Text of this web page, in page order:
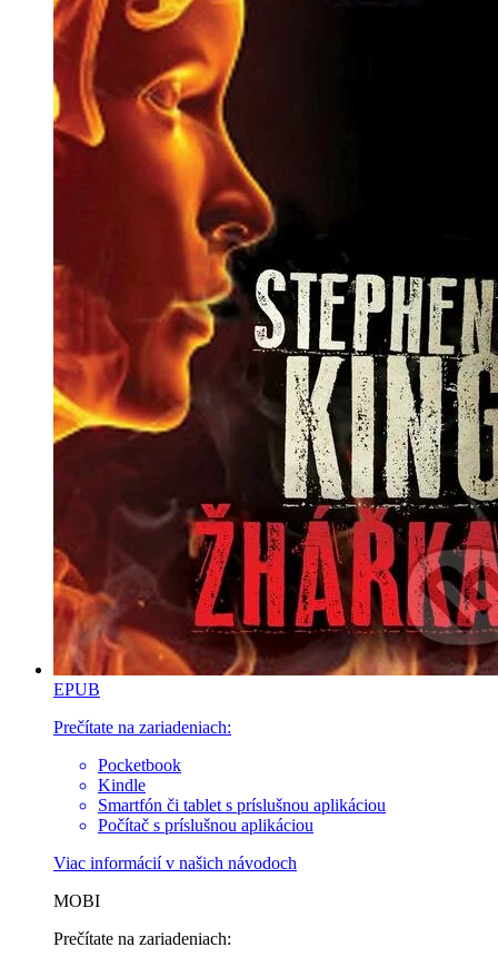
EPUB
Prečítate na zariadeniach:
Pocketbook
Kindle
Smartfón či tablet s príslušnou aplikáciou
Počítač s príslušnou aplikáciou
Viac informácií v našich návodoch
MOBI
Prečítate na zariadeniach: